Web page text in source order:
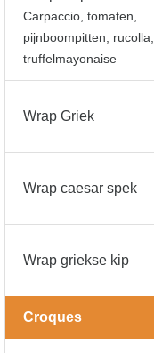
Carpaccio, tomaten,
pijnboompitten, rucolla,
truffelmayonaise
Wrap Griek
Wrap caesar spek
Wrap griekse kip
Croques